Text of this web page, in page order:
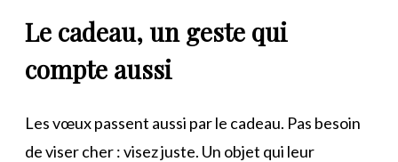
Le cadeau, un geste qui
compte aussi
Les vœux passent aussi par le cadeau. Pas besoin
de viser cher : visez juste. Un objet qui leur